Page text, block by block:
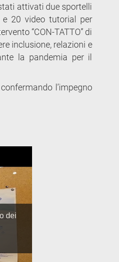
attivati due sportelli
e 20 video tutorial per
“CON-TATTO” di
inclusione, relazioni e
la pandemia per il
l’impegno